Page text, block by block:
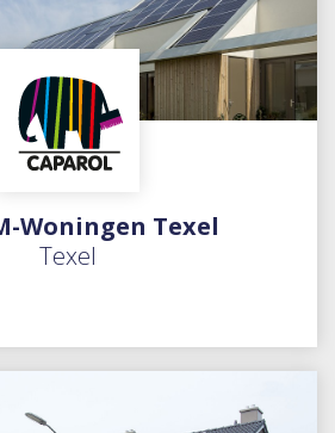
Woningen Texel
Texel